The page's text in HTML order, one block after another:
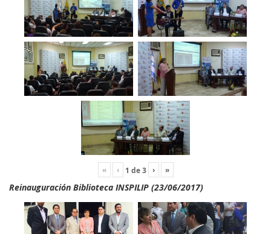
« ‹ 1 de3 › »
Reinauguración Biblioteca INSPILIP (23/06/2017)